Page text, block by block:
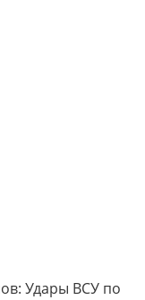
Удары ВСУ по